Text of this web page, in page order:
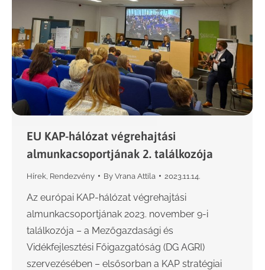
EU KAP-hálózat végrehajtási
almunkacsoportjának 2. találkozója
Hírek Rendezvény By Vrana Attila 2023.11.14.
Az európai KAP-hálózat végrehajtási
almunkacsoportjának 2023. november 9-i
találkozója – a Mezőgazdasági és
Vidékfejlesztési Főigazgatóság (DG AGRI)
szervezésében – elsősorban a KAP stratégiai